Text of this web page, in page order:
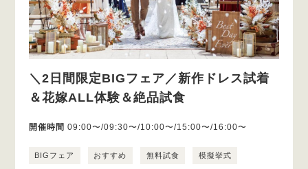
＼2日間限定BIGフェア／新作ドレス試着
＆花嫁ALL体験＆絶品試食
開催時間 09:00〜/09:30〜/10:00〜/15:00〜/16:00〜
BIGフェア おすすめ 無料試食 模擬挙式